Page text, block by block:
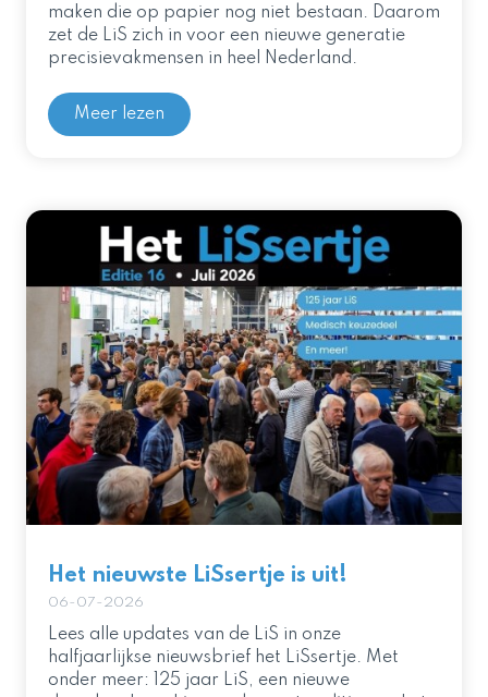
maken die op papier nog niet bestaan. Daarom
zet de LiS zich in voor een nieuwe generatie
precisievakmensen in heel Nederland.
Meer lezen
Het nieuwste LiSsertje is uit!
06-07-2026
Lees alle updates van de LiS in onze
halfjaarlijkse nieuwsbrief het LiSsertje. Met
onder meer: 125 jaar LiS, een nieuwe